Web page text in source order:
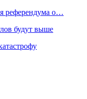
референдума о…
будут выше